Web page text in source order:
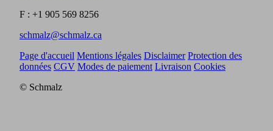
F : +1 905 569 8256
schmalz@schmalz.ca
Page d'accueil Mentions légales Disclaimer Protection des
données CGV Modes de paiement Livraison Cookies
© Schmalz